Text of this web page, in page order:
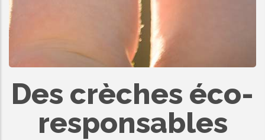
Des crèches éco-
responsables